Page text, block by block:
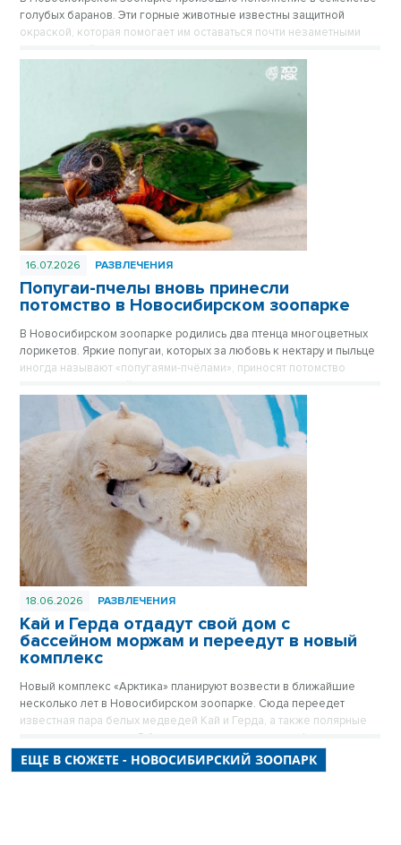
голубых баранов. Эти горные животные известны защитной
окраской, которая помогает им оставаться почти незаметными
16.07.2026 РАЗВЛЕЧЕНИЯ
Попугаи-пчелы вновь принесли
потомство в Новосибирском зоопарке
В Новосибирском зоопарке родились два птенца многоцветных
лорикетов. Яркие попугаи, которых за любовь к нектару и пыльце
иногда называют «попугаями-пчёлами», приносят потомство
18.06.2026 РАЗВЛЕЧЕНИЯ
Кай и Герда отдадут свой дом с
бассейном моржам и переедут в новый
комплекс
Новый комплекс «Арктика» планируют возвести в ближайшие
несколько лет в Новосибирском зоопарке. Сюда переедет
известная пара белых медведей Кай и Герда, а также полярные
совы, волки и песцы. Об этом рассказал в прямом эфире
«Новосибирских новостей» директор Новосибирского зоопарка
Андрей Шило.
ЕЩЕ В СЮЖЕТЕ - НОВОСИБИРСКИЙ ЗООПАРК